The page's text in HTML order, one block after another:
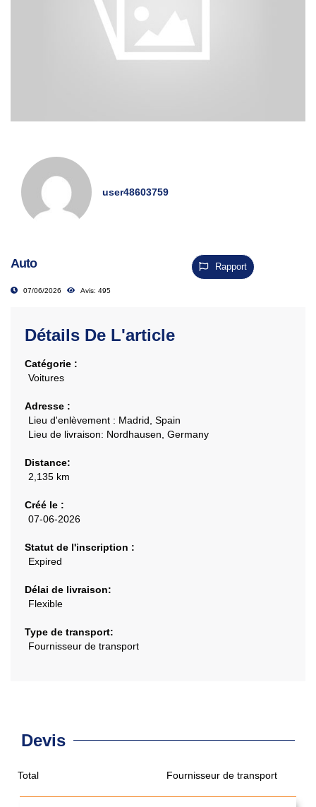
user48603759
Auto Rapport
07/06/2026 Avis: 495
Détails De L'article
Catégorie :
Voitures
Adresse :
Lieu d'enlèvement : Madrid, Spain
Lieu de livraison: Nordhausen, Germany
Distance:
2,135 km
Créé le :
07-06-2026
Statut de l'inscription :
Expired
Délai de livraison:
Flexible
Type de transport:
Fournisseur de transport
Devis
Total Fournisseur de transport